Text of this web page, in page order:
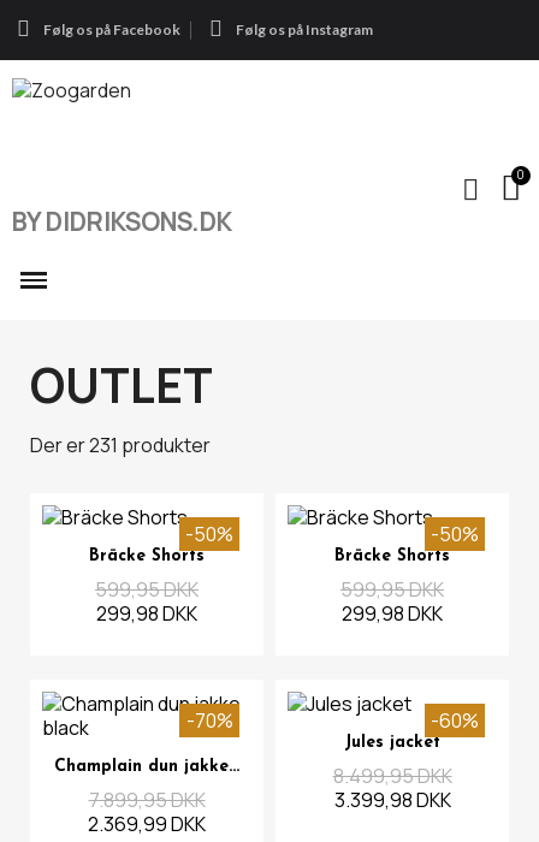
Følg os på Facebook Følg os på Instagram
BY DIDRIKSONS.DK
OUTLET
Der er 231 produkter
Se mere
-50%
Bräcke Shorts
599,95 DKK
299,98 DKK
Se mere
-50%
Bräcke Shorts
599,95 DKK
299,98 DKK
Se mere
-70%
Champlain dun jakke black
7.899,95 DKK
2.369,99 DKK
Se mere
-60%
Jules jacket
8.499,95 DKK
3.399,98 DKK